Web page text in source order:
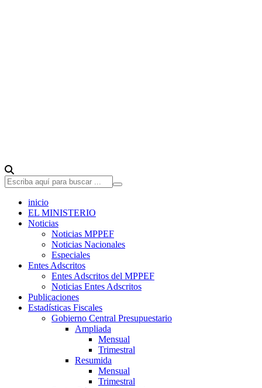
inicio
EL MINISTERIO
Noticias
Noticias MPPEF
Noticias Nacionales
Especiales
Entes Adscritos
Entes Adscritos del MPPEF
Noticias Entes Adscritos
Publicaciones
Estadísticas Fiscales
Gobierno Central Presupuestario
Ampliada
Mensual
Trimestral
Resumida
Mensual
Trimestral